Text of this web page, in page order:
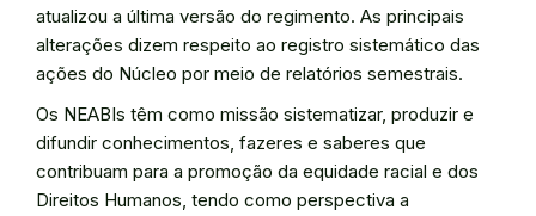
atualizou a última versão do regimento. As principais
alterações dizem respeito ao registro sistemático das
ações do Núcleo por meio de relatórios semestrais.
Os NEABIs têm como missão sistematizar, produzir e
difundir conhecimentos, fazeres e saberes que
contribuam para a promoção da equidade racial e dos
Direitos Humanos, tendo como perspectiva a